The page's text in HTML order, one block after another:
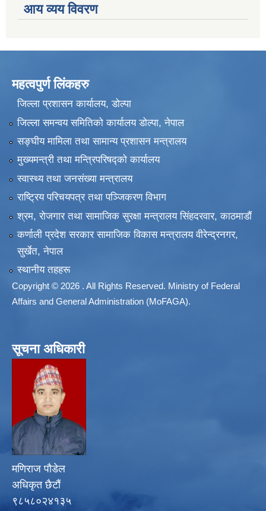
आय व्यय विवरण
महत्वपुर्ण लिंकहरु
जिल्ला प्रशासन कार्यालय, डोल्पा
जिल्ला समन्वय समितिको कार्यालय डोल्पा, नेपाल
सङ्‍घीय मामिला तथा सामान्य प्रशासन मन्त्रालय
मुख्यमन्त्री तथा मन्त्रिपरिषद्को कार्यालय
स्वास्थ्य तथा जनसंख्या मन्त्रालय
राष्ट्रिय परिचयपत्र तथा पञ्जिकरण विभाग
श्रम, रोजगार तथा सामाजिक सुरक्षा मन्त्रालय सिंहदरवार, काठमाडाैं
कर्णाली प्रदेश सरकार सामाजिक विकास मन्त्रालय वीरेन्द्रनगर,
सुर्खेत, नेपाल
स्थानीय तहहरू
Copyright © 2026 . All Rights Reserved. Ministry of Federal
Affairs and General Administration (MoFAGA).
सूचना अधिकारी
मणिराज पौडेल
अधिकृत छैटौं
९८५८०२४१३५